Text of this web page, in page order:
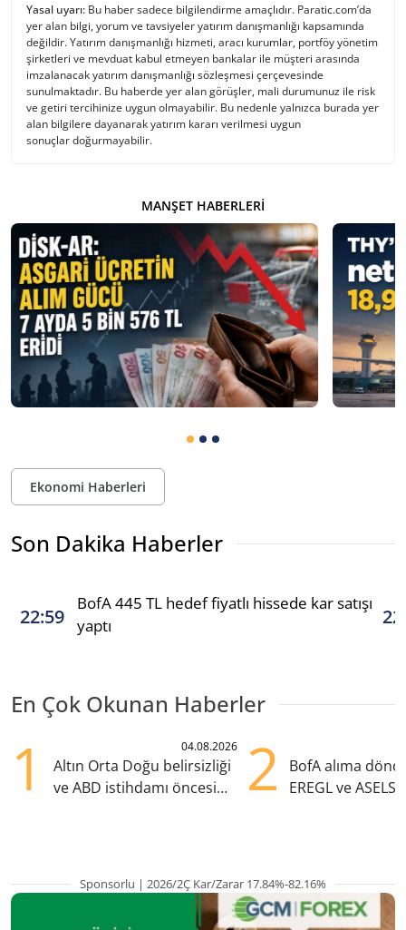
Yasal uyarı: Bu haber sadece bilgilendirme amaçlıdır. Paratic.com’da
yer alan bilgi, yorum ve tavsiyeler yatırım danışmanlığı kapsamında
değildir. Yatırım danışmanlığı hizmeti, aracı kurumlar, portföy yönetim
şirketleri ve mevduat kabul etmeyen bankalar ile müşteri arasında
imzalanacak yatırım danışmanlığı sözleşmesi çerçevesinde
sunulmaktadır. Bu haberde yer alan görüşler, mali durumunuz ile risk
ve getiri tercihinize uygun olmayabilir. Bu nedenle yalnızca burada yer
alan bilgilere dayanarak yatırım kararı verilmesi uygun
sonuçlar doğurmayabilir.
MANŞET HABERLERI
Ekonomi Haberleri
Son Dakika Haberler
22:59
BofA 445 TL hedef fiyatlı hissede kar satışı
yaptı
En Çok Okunan Haberler
1 04.08.2026
Altın Orta Doğu belirsizliği
ve ABD istihdamı öncesi
2
BofA alıma
EREGL ve ASELS
Sponsorlu | 2026/2Ç Kar/Zarar 17.84%-82.16%